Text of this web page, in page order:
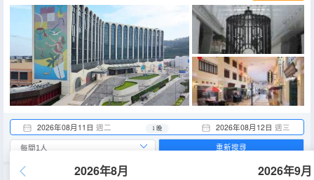
2026年08月11日 週二 2026年08月12日 週三
1 晚
2026年8月 2026年9月
重新搜尋